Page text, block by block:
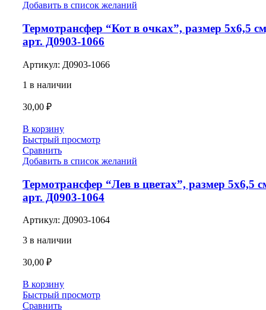
Добавить в список желаний
Термотрансфер “Кот в очках”, размер 5х6,5
арт. Д0903-1066
Артикул: Д0903-1066
1 в наличии
30,00 ₽
В корзину
Быстрый просмотр
Сравнить
Добавить в список желаний
Термотрансфер “Лев в цветах”, размер 5х6,5
арт. Д0903-1064
Артикул: Д0903-1064
3 в наличии
30,00 ₽
В корзину
Быстрый просмотр
Сравнить